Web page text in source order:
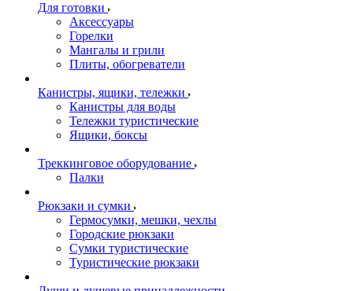
Для готовки
Аксессуары
Горелки
Мангалы и грили
Плиты, обогреватели
Канистры, ящики, тележки
Канистры для воды
Тележки туристические
Ящики, боксы
Треккинговое оборудование
Палки
Рюкзаки и сумки
Гермосумки, мешки, чехлы
Городские рюкзаки
Сумки туристические
Туристические рюкзаки